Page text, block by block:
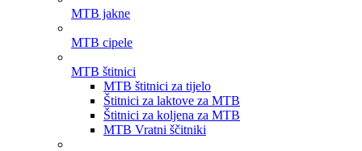
MTB jakne
MTB cipele
MTB štitnici
MTB štitnici za tijelo
Štitnici za laktove za MTB
Štitnici za koljena za MTB
MTB Vratni ščitniki